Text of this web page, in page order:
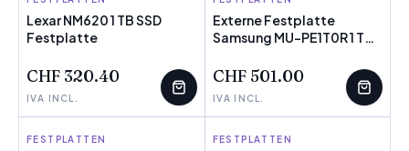
Lexar NM620 1 TB SSD
Festplatte
CHF 320.40
IVA INCL.
WENIGE ÜBRIG
Externe Festplatte
Samsung MU-PE1T0R 1 TB
CHF 501.00
IVA INCL.
SEAGATE
FESTPLATTEN KINGSTON
FESTPLATTEN